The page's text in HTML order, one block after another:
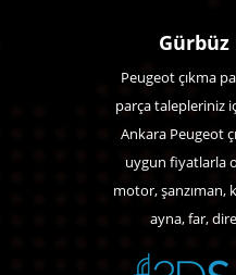
Peugeot çıkma
parça talepleriniz
Ankara Peugeot
uygun fiyatlarla
motor, şanzıman,
ayna, far,